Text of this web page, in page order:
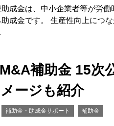
成金は、中小企業者等が労
成金です。 生産性向上につ
補助金 15次
ージも紹介
補助金・助成金サポート
補助金